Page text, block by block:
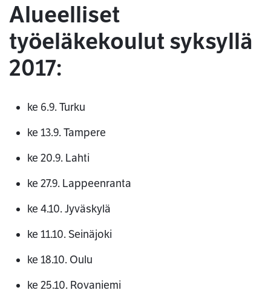
Alueelliset
työeläkekoulut syksyllä
2017:
ke 6.9. Turku
ke 13.9. Tampere
ke 20.9. Lahti
ke 27.9. Lappeenranta
ke 4.10. Jyväskylä
ke 11.10. Seinäjoki
ke 18.10. Oulu
ke 25.10. Rovaniemi